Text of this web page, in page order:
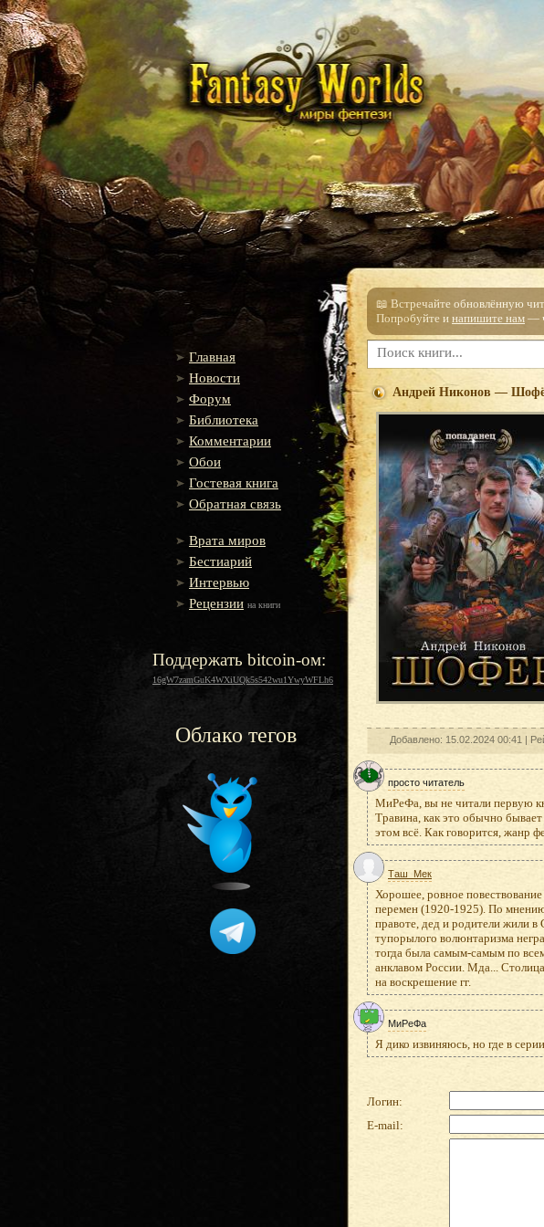
Главная
Новости
Форум
Библиотека
Комментарии
Обои
Гостевая книга
Обратная связь
Врата миров
Бестиарий
Интервью
Рецензии на книги
Поддержать bitcoin-ом:
16gW7zamGuK4WXiUQk5s542wu1YwyWFLh6
Облако тегов
📖 Встречайте обновлённую
Попробуйте и напишите нам —
Андрей Никонов —
Добавлено: 15.02.2024 00:41 |
просто читатель
МиРеФа, вы не читали первую
Травина, как это обычно
этом всё. Как говорится, жанр
Таш_Мек
Хорошее, ровное
перемен (1920-1925). По
правоте, дед и родители жили в
тупорылого волюнтаризма
тогда была самым-самым по
анклавом России. Мда...
на воскрешение гг.
МиРеФа
Я дико извиняюсь, но где в
Логин:
E-mail: